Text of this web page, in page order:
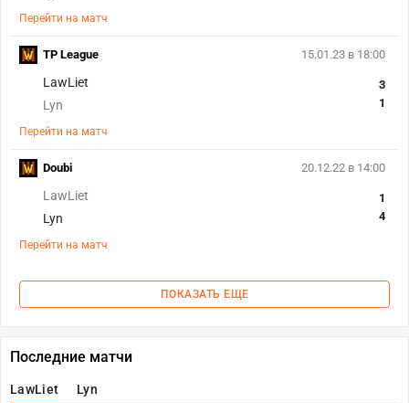
Перейти на матч
15.01.23 в 18:00
LawLiet
Lyn
3
1
Перейти на матч
TP League
20.12.22 в 14:00
LawLiet
Lyn
1
4
Перейти на матч
Doubi
ПОКАЗАТЬ ЕЩЕ
Последние матчи
LawLiet Lyn